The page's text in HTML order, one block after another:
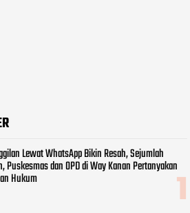
Lewat WhatsApp Bikin Resah, Sejumlah
Puskesmas dan OPD di Way Kanan Pertanyakan
Hukum